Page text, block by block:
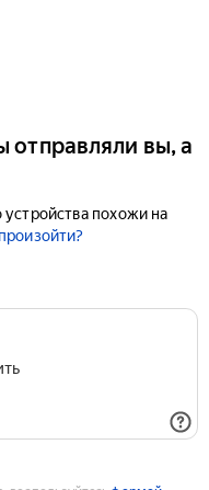
отправляли вы, а
похожи на